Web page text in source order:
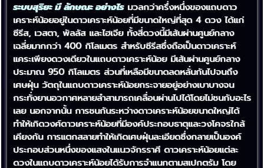
ระบบสุริยะ มี ลักษณะ อย่างไรมวลกว่าครึ่งหนึ่งของแถบดาว
เคราะห์น้อยอยู่ในดาวเคราะห์น้อยที่มีขนาดใหญ่ที่สุด 4 ดวง ได้แก่
ซีรีส, เวสตา, พัลลัส และไฮเจีย ทั้งสี่ดวงนี้มีเส้นผ่านศูนย์กลาง
เฉลี่ยมากกว่า 400 กิโลเมตร สำหรับซีรีสซึ่งถือเป็นดาวเคราะห์
แคระเพียงดวงเดียวในแถบดาวเคราะห์น้อย มีเส้นผ่านศูนย์กลาง
ประมาณ 950 กิโลเมตร ส่วนที่เหลือมีขนาดลดหลั่นกันไปจนถึง
เศษฝุ่น วัตถุในแถบดาวเคราะห์น้อยกระจายอยู่อย่างเบาบางจน
กระทั่งยานอวกาศหลายลำสามารถเคลื่อนผ่านไปได้โดยไม่ชนกับอะไร
เลย นอกจากนั้น การชนกันระหว่างดาวเคราะห์น้อยขนาดใหญ่ได้
ทำให้เกิดวงศ์ดาวเคราะห์น้อยที่มีองค์ประกอบธาตุและวงโคจรใกล้
เคียงกัน การแตกสลายทำให้เกิดเศษฝุ่นละเอียดซึ่งกลายเป็นองค์
ประกอบส่วนหนึ่งของแสงในแนวจักรราศี ดาวเคราะห์น้อยแต่ละ
ดวงในแถบดาวเคราะห์น้อยได้รับการจำแนกตามสเปกตรัม โดย